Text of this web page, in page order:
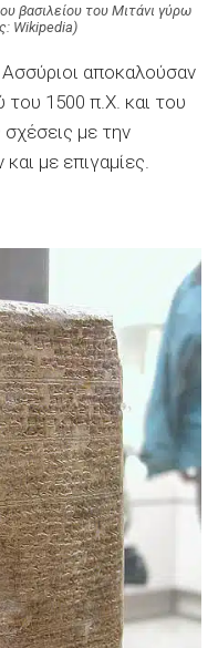
βασιλείου του Μιτάνι γύρω
Wikipedia)
αποκαλούσαν
του 1500 π.Χ. και του
με την
με επιγαμίες.